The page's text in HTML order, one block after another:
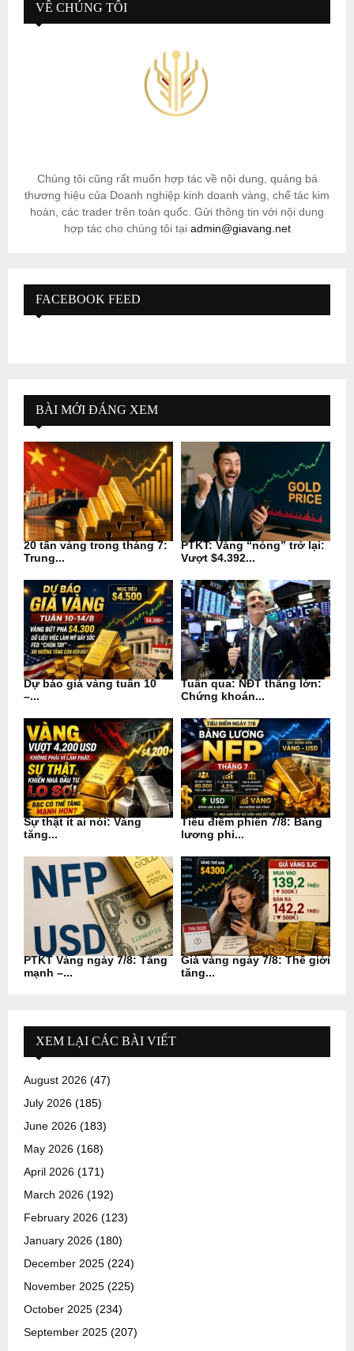
VỀ CHÚNG TÔI
Chúng tôi cũng rất muốn hợp tác về nội dung, quảng bá
thương hiệu của Doanh nghiệp kinh doanh vàng, chế tác kim
hoàn, các trader trên toàn quốc. Gửi thông tin với nội dung
hợp tác cho chúng tôi tại admin@giavang.net
FACEBOOK FEED
BÀI MỚI ĐÁNG XEM
20 tấn vàng trong tháng 7:
Trung...
PTKT: Vàng “nóng” trở lại:
Vượt $4.392...
Dự báo giá vàng tuần 10
–...
Tuần qua: NĐT thắng lớn:
Chứng khoán...
Sự thật ít ai nói: Vàng
tăng...
Tiêu điểm phiên 7/8: Bảng
lương phi...
PTKT Vàng ngày 7/8: Tăng
mạnh –...
Giá vàng ngày 7/8: Thế giới
tăng...
XEM LẠI CÁC BÀI VIẾT
August 2026 (47)
July 2026 (185)
June 2026 (183)
May 2026 (168)
April 2026 (171)
March 2026 (192)
February 2026 (123)
January 2026 (180)
December 2025 (224)
November 2025 (225)
October 2025 (234)
September 2025 (207)